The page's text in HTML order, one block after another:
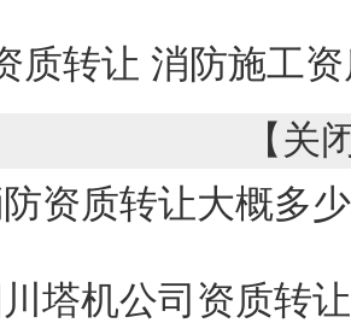
质转让 消防施工
【 关
资质转让大概多
川塔机公司资质转